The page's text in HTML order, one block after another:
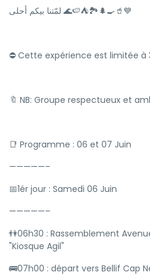
لمّتنا بيكم أحلى 🌊🍉⛺️🏞🌲🍳🥤💙
⛔ Cette expérience est limitée à
🔖 NB: Groupe respectueux et
📑 Programme : 06 et 07 Juin
—————–
📅1ér jour : Samedi 06 Juin
—————–
👫06h30 : Rassemblement
"Kiosque Agil"
🚌07h00 : départ vers Bellif Cap